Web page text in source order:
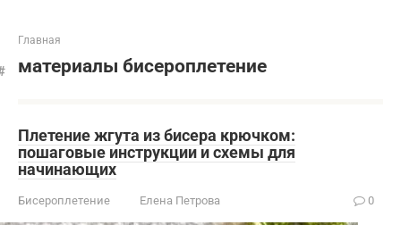
Главная
материалы бисероплетение
Плетение жгута из бисера крючком:
пошаговые инструкции и схемы для
начинающих
Бисероплетение Елена Петрова 0